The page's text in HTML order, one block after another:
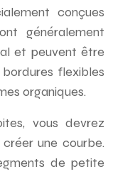
conçues
généralement
et peuvent être
flexibles
organiques.
vous devrez
une courbe.
de petite